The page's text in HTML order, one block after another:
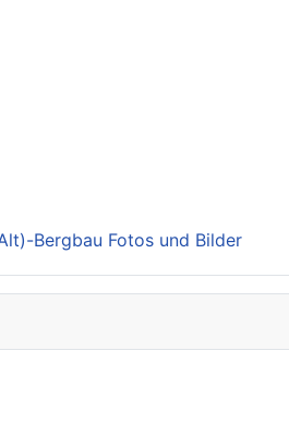
Bergbau Fotos und Bilder